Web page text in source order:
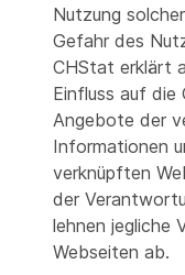
Nutzung
Gefahr des
CHStat erklärt
Einfluss auf die
Angebote der
Informationen
verknüpften
der
lehnen jegliche
Webseiten ab.